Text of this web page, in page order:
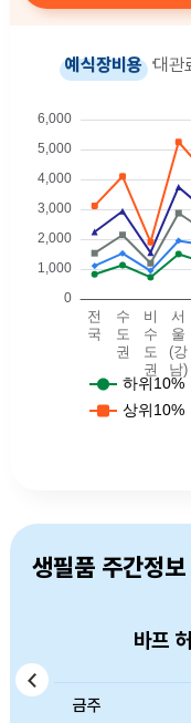
예식장비용 대관
생필품 주간정보
바프
금주
머
금주
금주
옛
금주
금주